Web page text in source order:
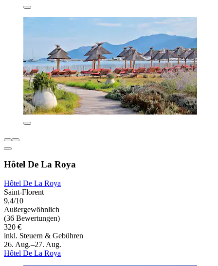
Hôtel De La Roya
Hôtel De La Roya
Saint-Florent
9,4/10
Außergewöhnlich
(36 Bewertungen)
320 €
inkl. Steuern & Gebühren
26. Aug.–27. Aug.
Hôtel De La Roya